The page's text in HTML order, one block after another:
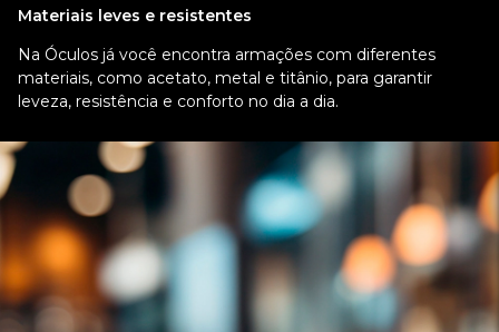
Proteção máxima para seus olhos
A saúde ocular dos nossos clientes é a nossa prioridade. Todas
qualidade e tecnologia de ponta, o que garante proteção contra
os raios solares nocivos. Além disso, oferecemos lentes com
tecnologias extras para garantir o máximo de conforto e nitidez
com seus óculos de grau.
Antireflexo
Eliminam reflexos indesejados de luzes e telas, proporcionando
uma visão mais clara e red uzindo o cansaço visual. Ideal para